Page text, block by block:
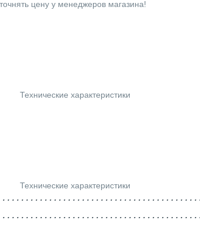
цену у менеджеров магазина!
Технические характеристики
Технические характеристики